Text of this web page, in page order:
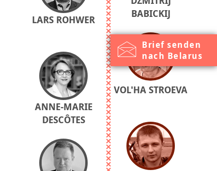
Brief senden
nach Belarus
LARS ROHWER
ANNE-MARIE
DESCÔTES
BABICKIJ
VOL'HA STROEVA